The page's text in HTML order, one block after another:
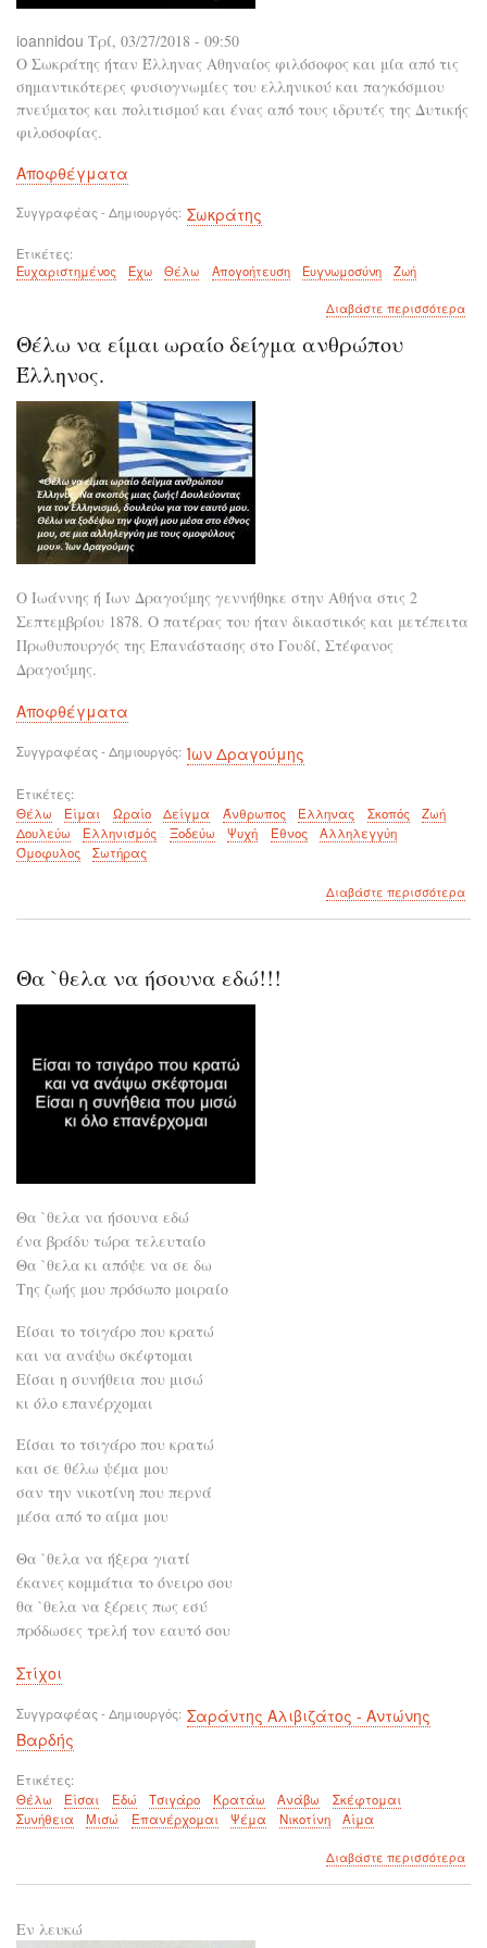
ioannidou Τρί, 03/27/2018 - 09:50
O Σωκράτης ήταν Έλληνας Αθηναίος φιλόσοφος και μία από τις
σημαντικότερες φυσιογνωμίες του ελληνικού και παγκόσμιου
πνεύματος και πολιτισμού και ένας από τους ιδρυτές της Δυτικής
φιλοσοφίας.
Αποφθέγματα
Συγγραφέας - Δημιουργός Σωκράτης
Ετικέτες
Ευχαριστημένος
Έχω Θέλω Απογοήτευση Ευγνωμοσύνη Ζωή
Διαβάστε περισσότεραγια
το
Θέλω να είμαι ωραίο δείγμα ανθρώπου
Έλληνος.
Ο Ιωάννης ή Ίων Δραγούμης γεννήθηκε στην Αθήνα στις 2
Σεπτεμβρίου 1878. Ο πατέρας του ήταν δικαστικός και μετέπειτα
Πρωθυπουργός της Επανάστασης στο Γουδί, Στέφανος
Δραγούμης.
Αποφθέγματα
Συγγραφέας - Δημιουργός Ίων Δραγούμης
Ετικέτες
Θέλω
Είμαι Ωραίο Δείγμα Άνθρωπος Έλληνας Σκοπός
Ζωή
Δουλεύω
Ελληνισμός Ξοδεύω Ψυχή Έθνος
Αλληλεγγύη
Όμοφυλος
Σωτήρας
Διαβάστε περισσότεραγια
Θα `θελα να ήσουνα εδώ!!!
Θα `θελα να ήσουνα εδώ
ένα βράδυ τώρα τελευταίο
Θα `θελα κι απόψε να σε δω
Της ζωής μου πρόσωπο μοιραίο
Είσαι το τσιγάρο που κρατώ
και να ανάψω σκέφτομαι
Είσαι η συνήθεια που μισώ
κι όλο επανέρχομαι
Είσαι το τσιγάρο που κρατώ
και σε θέλω ψέμα μου
σαν την νικοτίνη που περνά
μέσα από το αίμα μου
Θα `θελα να ήξερα γιατί
έκανες κομμάτια το όνειρο σου
θα `θελα να ξέρεις πως εσύ
πρόδωσες τρελή τον εαυτό σου
Στίχοι
Συγγραφέας - Δημιουργός Σαράντης Αλιβιζάτος - Αντώνης
Βαρδής
Ετικέτες
Θέλω
Είσαι Εδώ Τσιγάρο Κρατάω Ανάβω
Σκέφτομαι
Συνήθεια
Μισώ Επανέρχομαι Ψέμα Νικοτίνη Αίμα
Διαβάστε περισσότεραγια
Εν λευκώ